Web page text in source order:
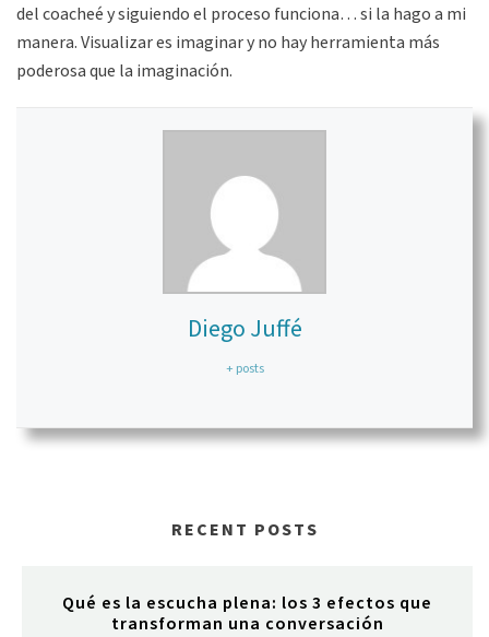
del coacheé y siguiendo el proceso funciona… si la hago a mi
manera. Visualizar es imaginar y no hay herramienta más
poderosa que la imaginación.
Diego Juffé
+ posts
RECENT POSTS
Qué es la escucha plena: los 3 efectos que
transforman una conversación